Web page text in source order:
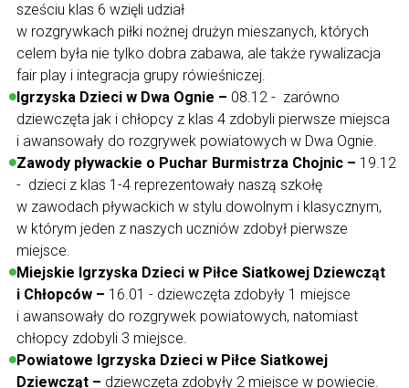
sześciu klas 6 wzięli udział
w rozgrywkach piłki nożnej drużyn mieszanych, których
celem była nie tylko dobra zabawa, ale także rywalizacja
fair play i integracja grupy rówieśniczej.
Igrzyska Dzieci w Dwa Ognie – 08.12 - zarówno
dziewczęta jak i chłopcy z klas 4 zdobyli pierwsze miejsca
i awansowały do rozgrywek powiatowych w Dwa Ognie.
Zawody pływackie o Puchar Burmistrza Chojnic – 19.12
- dzieci z klas 1-4 reprezentowały naszą szkołę
w zawodach pływackich w stylu dowolnym i klasycznym,
w którym jeden z naszych uczniów zdobył pierwsze
miejsce.
Miejskie Igrzyska Dzieci w Piłce Siatkowej Dziewcząt
i Chłopców – 16.01 - dziewczęta zdobyły 1 miejsce
i awansowały do rozgrywek powiatowych, natomiast
chłopcy zdobyli 3 miejsce.
Powiatowe Igrzyska Dzieci w Piłce Siatkowej
Dziewcząt – dziewczęta zdobyły 2 miejsce w powiecie.